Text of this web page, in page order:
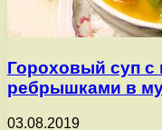
Гороховый суп
ребрышками в
03.08.2019